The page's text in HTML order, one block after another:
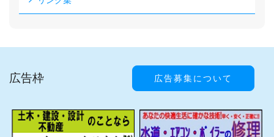
広告枠 広告募集について